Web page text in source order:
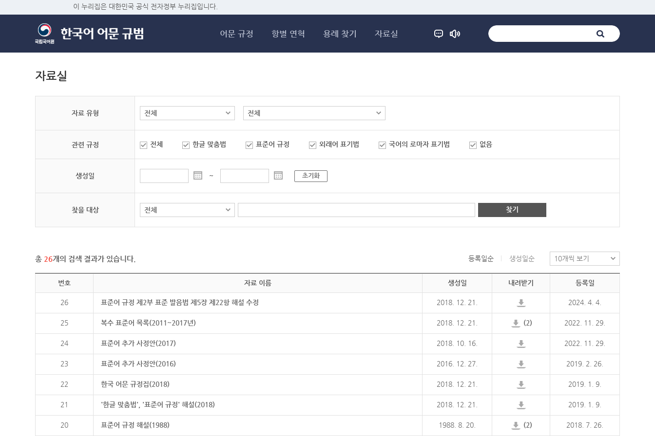
이 누리집은 대한민국 공식 전자정부 누리집입니다.
어문 규정 항별 연혁 용례 찾기 자료실
자료실
자료 유형
관련 규정 전체 한글 맞춤법 표준어 규정 외래어 표기법 국어의 로마자 표기법 없음
생성일 ~ 초기화
찾을 대상 찾기
총 26개의 검색 결과가 있습니다. 등록일순 생성일순
번호 자료 이름 생성일 내려받기 등록일
26 표준어 규정 제2부 표준 발음법 제5장 제22항 해설 수정 2018. 12. 21. 2024. 4. 4.
25 복수 표준어 목록(2011~2017년) 2018. 12. 21. (2) 2022. 11. 29.
24 표준어 추가 사정안(2017) 2018. 10. 16. 2022. 11. 29.
23 표준어 추가 사정안(2016) 2016. 12. 27. 2019. 2. 26.
22 한국 어문 규정집(2018) 2018. 12. 21. 2019. 1. 9.
21 '한글 맞춤법', '표준어 규정' 해설(2018) 2018. 12. 21. 2019. 1. 9.
20 표준어 규정 해설(1988) 1988. 8. 20. (2) 2018. 7. 26.